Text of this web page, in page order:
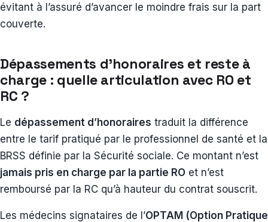
évitant à l’assuré d’avancer le moindre frais sur la part
couverte.
Dépassements d’honoraires et reste à
charge : quelle articulation avec RO et
RC ?
Le dépassement d’honoraires traduit la différence
entre le tarif pratiqué par le professionnel de santé et la
BRSS définie par la Sécurité sociale. Ce montant n’est
jamais pris en charge par la partie RO et n’est
remboursé par la RC qu’à hauteur du contrat souscrit.
Les médecins signataires de l’OPTAM (Option Pratique